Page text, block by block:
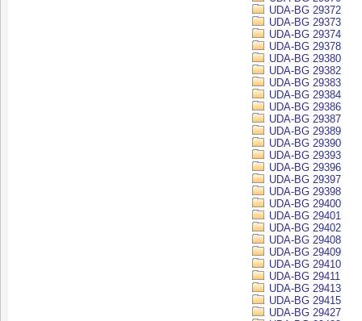
UDA-BG 29372
UDA-BG 29373
UDA-BG 29374
UDA-BG 29378
UDA-BG 29380
UDA-BG 29382
UDA-BG 29383
UDA-BG 29384
UDA-BG 29386
UDA-BG 29387
UDA-BG 29389
UDA-BG 29390
UDA-BG 29393
UDA-BG 29396
UDA-BG 29397
UDA-BG 29398
UDA-BG 29400
UDA-BG 29401
UDA-BG 29402
UDA-BG 29408
UDA-BG 29409
UDA-BG 29410
UDA-BG 29411
UDA-BG 29413
UDA-BG 29415
UDA-BG 29427